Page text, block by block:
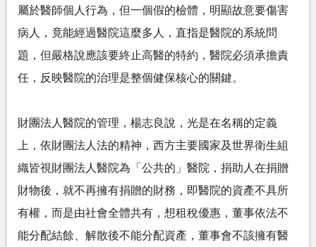
屬於醫師個人行為，但一個假的檢體，明顯故意要傷害
病人，竟能經過醫院這麼多人，直指是醫院的系統問
題，但嚴格說應該要終止高醫的特約，醫院必須承擔責
任，反映醫院的治理是整個健保核心的關鍵。
財團法人醫院的管理，楊志良說，光是在名稱的定義
上，依財團法人法的精神，西方主要國家及世界衛生組
織皆視財團法人醫院為「公共的」醫院，捐助人在捐贈
財物後，就不再擁有捐贈的財務，即醫院的資產不具所
有權，而是由社會全體共有，想租稅優惠，董事依法不
能分配結餘、解散後不能分配資產，董事會不該擁有醫